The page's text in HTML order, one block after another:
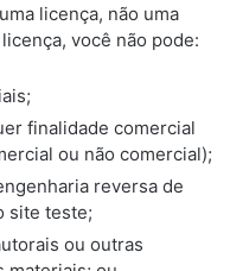
licença, não uma
você não pode:
finalidade comercial
ou não comercial);
reversa de
site teste;
ou outras